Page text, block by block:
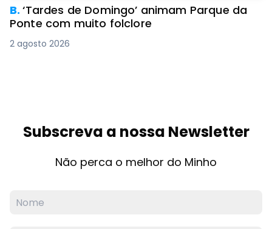
B.‘Tardes de Domingo’ animam Parque da
Ponte com muito folclore
2 agosto 2026
Subscreva a nossa Newsletter
Não perca o melhor do Minho